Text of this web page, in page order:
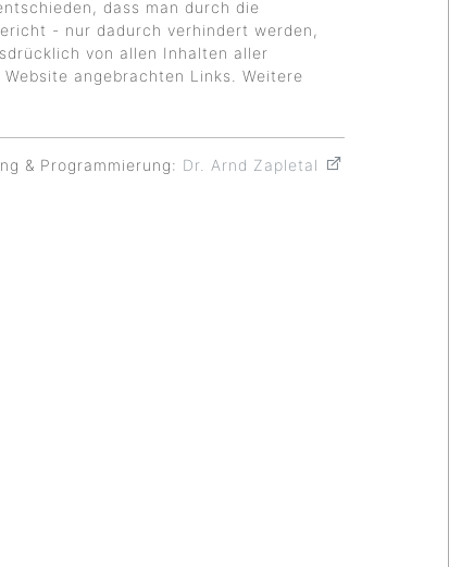
dass man durch die
- nur dadurch verhindert werden,
von allen Inhalten aller
angebrachten Links. Weitere
& Programmierung: Dr. Arnd Zapletal